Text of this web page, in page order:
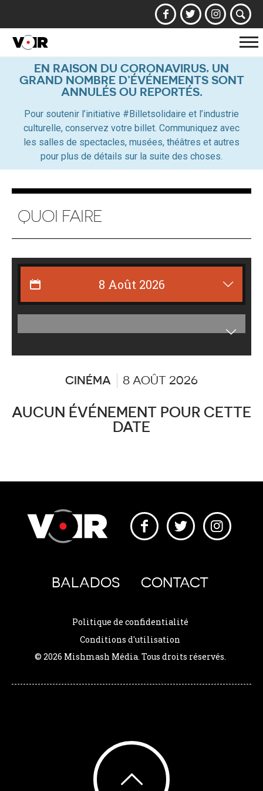
la
EN RAISON DU CORONAVIRUS, UN
GRAND NOMBRE D’ÉVÉNEMENTS SONT
ANNULÉS OU REPORTÉS.
Pour soutenir l’initiative #Billetsolidaire et l’industrie
culturelle, conservez votre billet. Communiquez avec
les salles de spectacles, musées, théâtres et autres
pour plus de détails sur la suite des choses.
QUOI FAIRE
CINÉMA 8 AOÛT 2026
AUCUN ÉVÉNEMENT POUR CETTE
DATE
BALADOS CONTACT
Politique de confidentialité
Conditions d'utilisation
© 2026 Mishmash Média. Tous droits réservés.